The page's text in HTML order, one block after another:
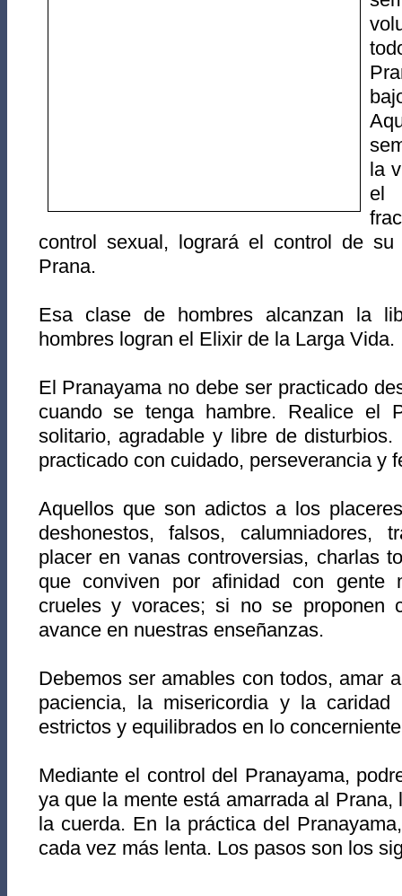
la
el
control sexual, logrará el control de
Prana.
Esa clase de hombres alcanzan la
hombres logran el Elixir de la Larga Vida.
El Pranayama no debe ser practicado
cuando se tenga hambre. Realice el
solitario, agradable y libre de
practicado con cuidado, perseverancia y
Aquellos que son adictos a los
deshonestos, falsos, calumniadores,
placer en vanas controversias, charlas
que conviven por afinidad con gente
crueles y voraces; si no se proponen
avance en nuestras enseñanzas.
Debemos ser amables con todos, amar
paciencia, la misericordia y la caridad
estrictos y equilibrados en lo
Mediante el control del Pranayama,
ya que la mente está amarrada al
la cuerda. En la práctica del
cada vez más lenta. Los pasos son los